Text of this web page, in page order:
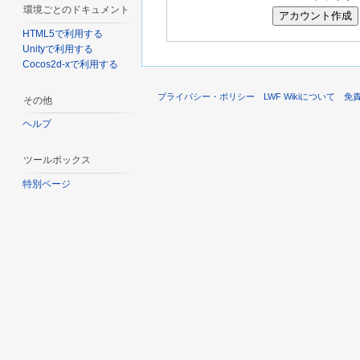
環境ごとのドキュメント
HTML5で利用する
Unityで利用する
Cocos2d-xで利用する
その他
ヘルプ
ツールボックス
特別ページ
プライバシー・ポリシー LWF Wikiについて 免